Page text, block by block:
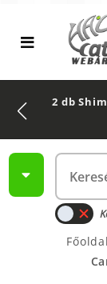
2 db
Főoldal